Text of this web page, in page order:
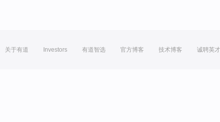
关于有道 Investors 有道智选 官方博客 技术博客 诚聘英才